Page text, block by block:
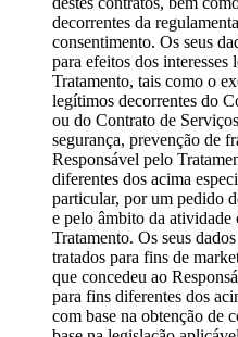
decorrentes da
consentimento. Os seus
para efeitos dos
Tratamento, tais como o
legítimos decorrentes do
ou do Contrato de
segurança, prevenção de
Responsável pelo
diferentes dos acima
particular, por um pedido
e pelo âmbito da
Tratamento. Os seus
tratados para fins de
que concedeu ao
para fins diferentes dos
com base na obtenção de